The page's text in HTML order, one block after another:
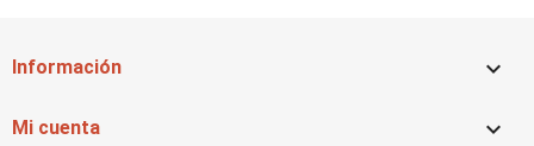
Información 
Mi cuenta 